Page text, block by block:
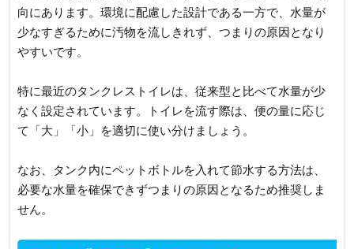
向にあります。環境に配慮した設計である一方で、水量が
少なすぎるために汚物を流しきれず、つまりの原因となり
やすいです。
特に最近のタンクレストイレは、従来型と比べて水量が少
なく設定されています。トイレを流す際は、便の量に応じ
て「大」「小」を適切に使い分けましょう。
なお、タンク内にペットボトルを入れて節水する方法は、
必要な水量を確保できずつまりの原因となるため推奨しま
せん。